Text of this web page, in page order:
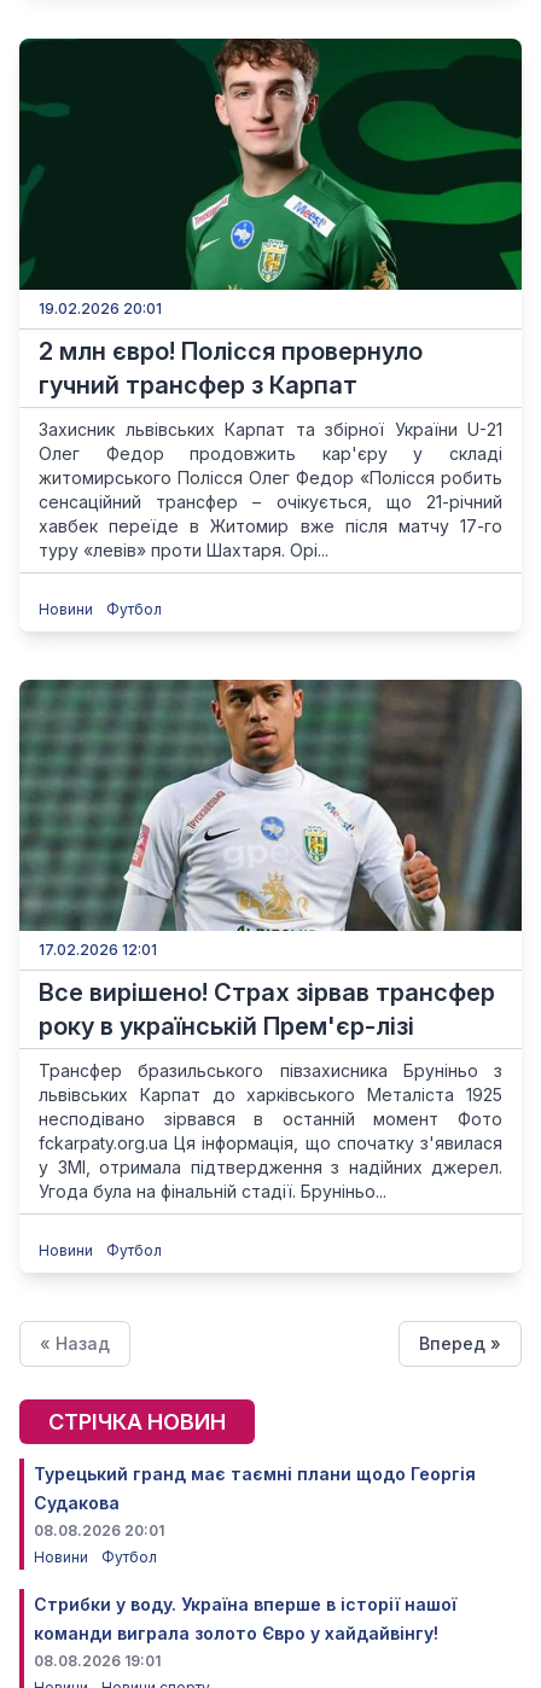
19.02.2026 20:01
2 млн євро! Полісся провернуло
гучний трансфер з Карпат
Захисник львівських Карпат та збірної України U-21
Олег Федор продовжить кар'єру у складі
житомирського Полісся Олег Федор «Полісся робить
сенсаційний трансфер – очікується, що 21-річний
хавбек переїде в Житомир вже після матчу 17-го
туру «левів» проти Шахтаря. Орі...
Новини Футбол
17.02.2026 12:01
Все вирішено! Страх зірвав трансфер
року в українській Прем'єр-лізі
Трансфер бразильського півзахисника Бруніньо з
львівських Карпат до харківського Металіста 1925
несподівано зірвався в останній момент Фото
fckarpaty.org.ua Ця інформація, що спочатку з'явилася
у ЗМІ, отримала підтвердження з надійних джерел.
Угода була на фінальній стадії. Бруніньо...
Новини Футбол
« Назад Вперед »
СТРІЧКА НОВИН
Турецький гранд має таємні плани щодо Георгія
Судакова
08.08.2026 20:01
Новини
Футбол
Стрибки у воду. Україна вперше в історії нашої
команди виграла золото Євро у хайдайвінгу!
08.08.2026 19:01